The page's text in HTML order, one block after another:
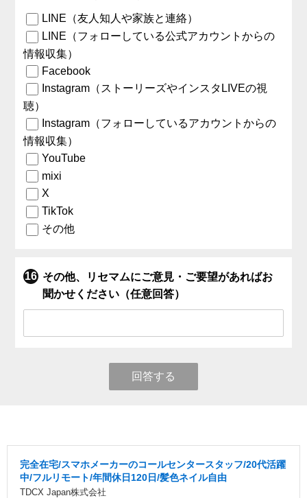
LINE（友人知人や家族と連絡）
LINE（フォローしている公式アカウントからの
情報収集）
Facebook
Instagram（ストーリーズやインスタLIVEの視
聴）
Instagram（フォローしているアカウントからの
情報収集）
YouTube
mixi
X
TikTok
その他
その他、リセマムにご意見・ご要望があればお
聞かせください（任意回答）
回答する
完全在宅/スマホメーカーのコールセンタースタッフ/20代活躍
中/フルリモート/年間休日120日/髪色ネイル自由
TDCX Japan株式会社